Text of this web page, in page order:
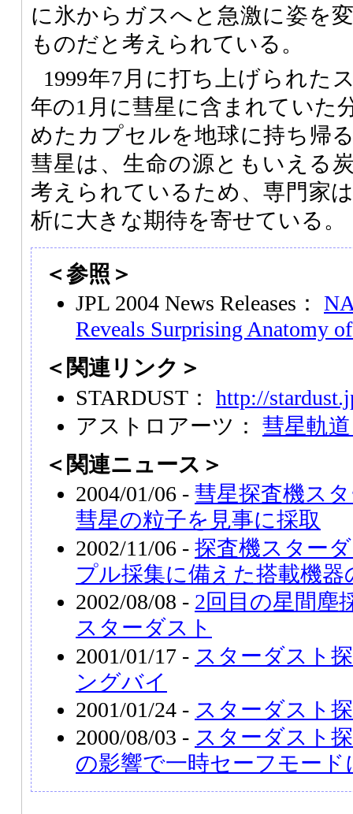
に氷からガスへと急激に姿を
ものだと考えられている。
1999年7月に打ち上げられた
年の1月に彗星に含まれていた
めたカプセルを地球に持ち帰
彗星は、生命の源ともいえる
考えられているため、専門家
析に大きな期待を寄せている。
＜参照＞
JPL 2004 News Releases：
Reveals Surprising Anatomy
＜関連リンク＞
STARDUST： http://
アストロアーツ： 彗星軌
＜関連ニュース＞
2004/01/06 - 彗星探査機ス
彗星の粒子を見事に採取
2002/11/06 - 探査機スター
プル採集に備えた搭載機
2002/08/08 - 2回目の星間塵
スターダスト
2001/01/17 - スターダスト
ングバイ
2001/01/24 - スターダスト
2000/08/03 - スターダスト
の影響で一時セーフモード